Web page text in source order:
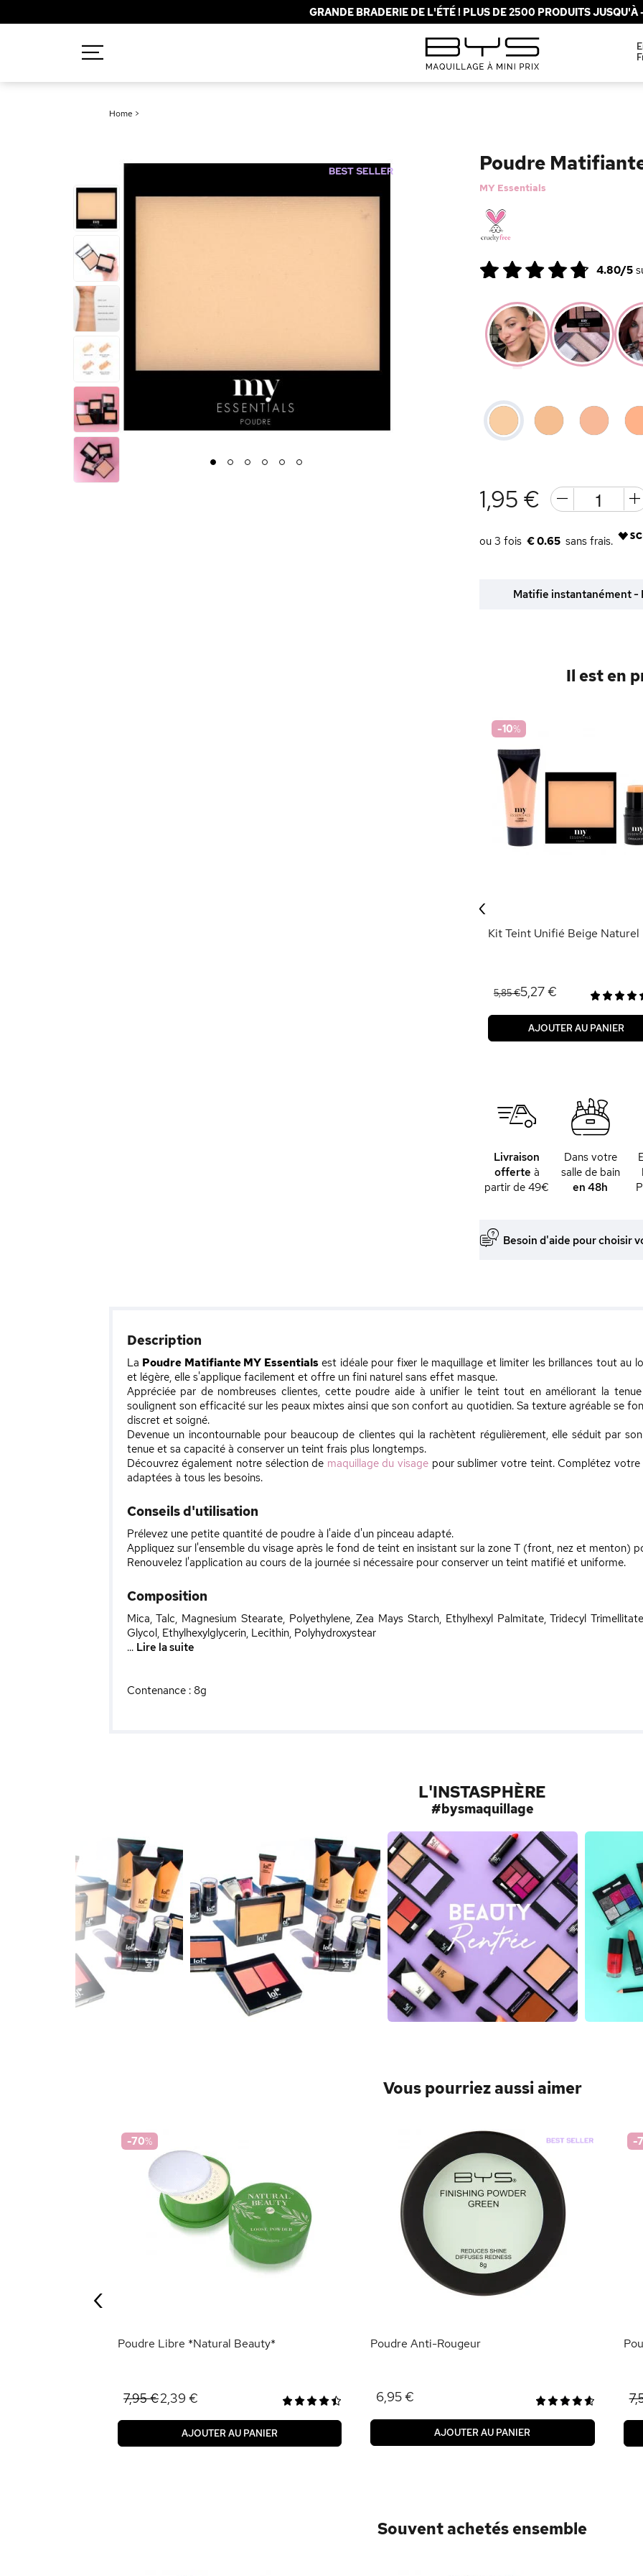
GRANDE BRADERIE DE L'ÉTÉ ! PLUS DE 2500 PRODUITS JUSQU'À
Home >
1 2 3 4 5 6
Poudre
MY Essentials
4.80/5
1,95 €
€ 0.65
Matifie instantanément -
Il est en
-10%
Kit Teint Unifié Beige Naturel
5,85 €5,27 €
AJOUTER AU PANIER
‹
Livraison
offerte à
partir de 49€
Dans votre
salle de bain
en 48h
Besoin d'aide pour choisir
Description
La Poudre Matifiante MY Essentialsest idéale pour fixer le maquillage et limiter les brillances tout au
et légère, elle s'applique facilement et offre un fini naturel sans effet masque.
Appréciée par de nombreuses clientes, cette poudre aide à unifier le teint tout en améliorant la
soulignent son efficacité sur les peaux mixtes ainsi que son confort au quotidien. Sa texture agréable se
discret et soigné.
Devenue un incontournable pour beaucoup de clientes qui la rachètent régulièrement, elle séduit par
tenue et sa capacité à conserver un teint frais plus longtemps.
Découvrez également notre sélection de maquillage du visage pour sublimer votre teint. Complétez
adaptées à tous les besoins.
Conseils d'utilisation
Prélevez une petite quantité de poudre à l'aide d'un pinceau adapté.
Appliquez sur l'ensemble du visage après le fond de teint en insistant sur la zone T (front, nez et menton)
Renouvelez l'application au cours de la journée si nécessaire pour conserver un teint matifié et uniforme.
Composition
Mica, Talc, Magnesium Stearate, Polyethylene, Zea Mays Starch, Ethylhexyl Palmitate, Tridecyl
Glycol, Ethylhexylglycerin, Lecithin, Polyhydroxystear
... Lire la suite
Contenance : 8g
L'INSTASPHÈRE
#bysmaquillage
Vous pourriez aussi aimer
-70%
Poudre Libre *Natural Beauty*
7,95 €2,39 €
AJOUTER AU PANIER
Poudre Anti-Rougeur
6,95 €
AJOUTER AU PANIER
-
‹
Souvent achetés ensemble
Solaire
Brumes
Blush
Rouge à Lèvres